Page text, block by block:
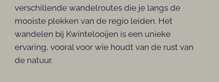
verschillende wandelroutes die je langs de
mooiste plekken van de regio leiden. Het
wandelen bij Kwintelooijen is een unieke
ervaring, vooral voor wie houdt van de rust van
de natuur.